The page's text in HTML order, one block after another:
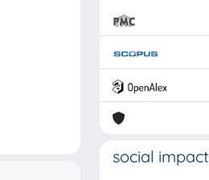
social impact